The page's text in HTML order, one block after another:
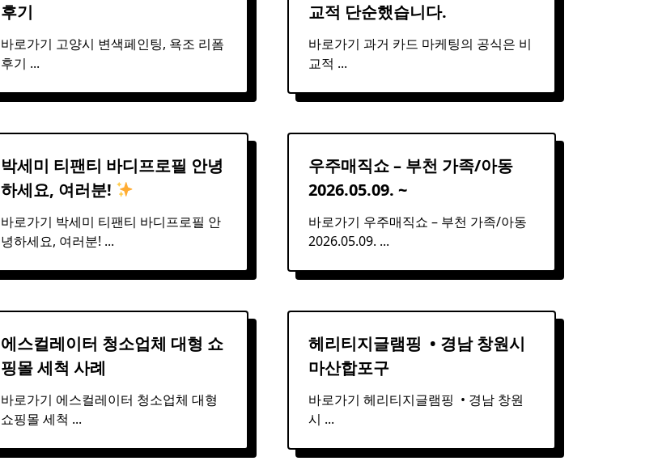
후기 ​
바로가기 고양시 변색페인팅, 욕조 리폼
후기 ...
교적 단순했습니다.
바로가기 과거 카드 마케팅의 공식은 비
교적 ...
박세미 티팬티 바디프로필 안녕
하세요, 여러분!
바로가기 박세미 티팬티 바디프로필 안
녕하세요, 여러분! ...
우주매직쇼 – 부천 가족/아동
2026.05.09. ~
바로가기 우주매직쇼 – 부천 가족/아동
2026.05.09. ...
에스컬레이터 청소업체 대형 쇼
핑몰세척 사례
바로가기 에스컬레이터 청소업체 대형
쇼핑몰 세척 ...
헤리티지글램핑 ​ • 경남창원시
마산합포구
바로가기 헤리티지글램핑 ​ • 경남 창원
시 ...